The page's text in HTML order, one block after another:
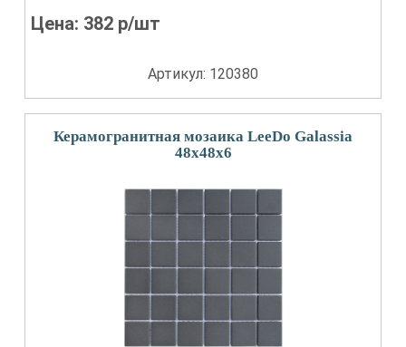
Цена: 382 р/шт
Артикул: 120380
Керамогранитная мозаика LeeDo Galassia
48x48x6